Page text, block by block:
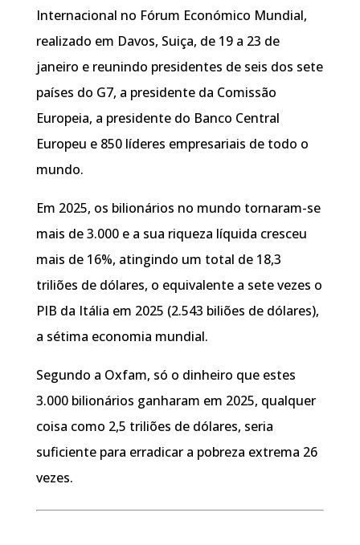
Internacional no Fórum Económico Mundial,
realizado em Davos, Suiça, de 19 a 23 de
janeiro e reunindo presidentes de seis dos sete
países do G7, a presidente da Comissão
Europeia, a presidente do Banco Central
Europeu e 850 líderes empresariais de todo o
mundo.
Em 2025, os bilionários no mundo tornaram-se
mais de 3.000 e a sua riqueza líquida cresceu
mais de 16%, atingindo um total de 18,3
triliões de dólares, o equivalente a sete vezes o
PIB da Itália em 2025 (2.543 biliões de dólares),
a sétima economia mundial.
Segundo a Oxfam, só o dinheiro que estes
3.000 bilionários ganharam em 2025, qualquer
coisa como 2,5 triliões de dólares, seria
suficiente para erradicar a pobreza extrema 26
vezes.